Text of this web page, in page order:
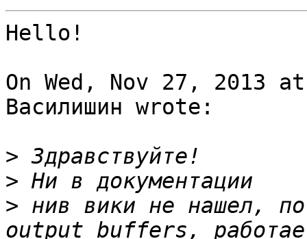
Hello!
On Wed, Nov 27, 2013
Василишин wrote:
>
>
> нив вики не нашел,